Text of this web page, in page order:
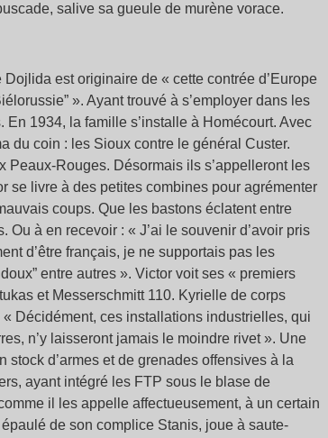
salive sa gueule de murène vorace.
est originaire de « cette contrée d’Europe
». Ayant trouvé à s’employer dans les
En 1934, la famille s’installe à Homécourt. Avec
du coin : les Sioux contre le général Custer.
Peaux-Rouges. Désormais ils s’appelleront les
se livre à des petites combines pour agrémenter
coups. Que les bastons éclatent entre
à en recevoir : « J’ai le souvenir d’avoir pris
d’être français, je ne supportais pas les
entre autres ». Victor voit ses « premiers
et Messerschmitt 110. Kyrielle de corps
Décidément, ces installations industrielles, qui
n’y laisseront jamais le moindre rivet ». Une
d’armes et de grenades offensives à la
ayant intégré les FTP sous le blase de
il les appelle affectueusement, à un certain
de son complice Stanis, joue à saute-